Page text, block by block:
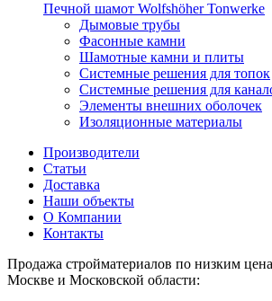
Печной шамот Wolfshöher Tonwerke
Дымовые трубы
Фасонные камни
Шамотные камни и плиты
Системные решения для топок
Системные решения для
Элементы внешних оболочек
Изоляционные материалы
Производители
Статьи
Доставка
Наши объекты
О Компании
Контакты
Продажа стройматериалов по низким
Москве и Московской области: